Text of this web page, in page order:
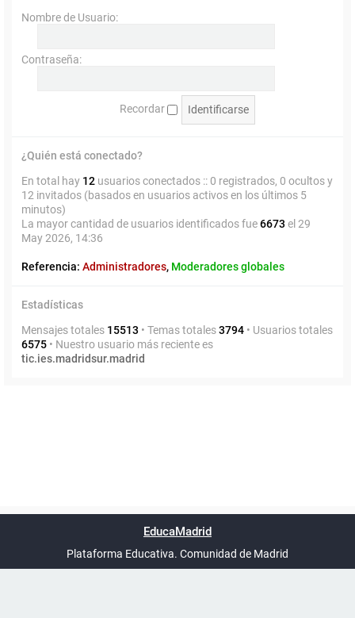
Nombre de Usuario:
Contraseña:
Recordar
¿Quién está conectado?
En total hay 12 usuarios conectados :: 0 registrados, 0 ocultos y
12 invitados (basados en usuarios activos en los últimos 5
minutos)
La mayor cantidad de usuarios identificados fue6673 el 29
May 2026, 14:36
Referencia: Administradores, Moderadores globales
Estadísticas
Mensajes totales 15513 • Temas totales3794 • Usuarios totales
6575 • Nuestro usuario más reciente es
tic.ies.madridsur.madrid
UTC+02:00
phpBB España
EducaMadrid
Plataforma Educativa. Comunidad de Madrid